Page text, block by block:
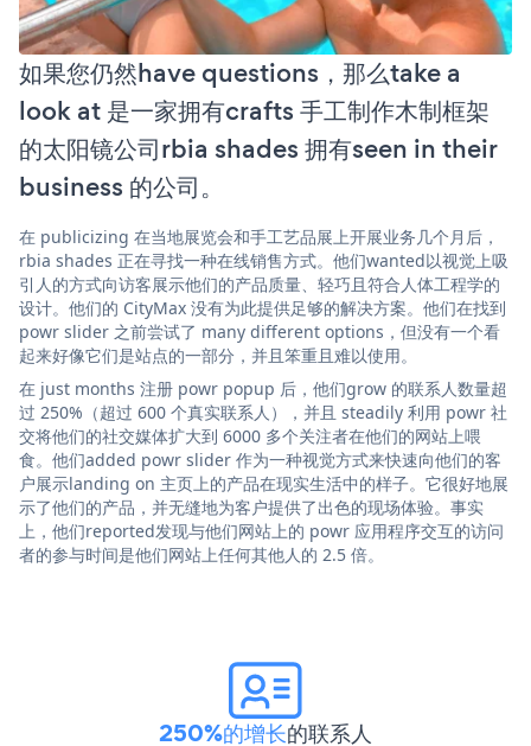
如果您仍然have questions，那么take a
look at 是一家拥有crafts 手工制作木制框架
的太阳镜公司rbia shades 拥有seen in their
business 的公司。
在 publicizing 在当地展览会和手工艺品展上开展业务几个月后，
rbia shades 正在寻找一种在线销售方式。他们wanted以视觉上吸
引人的方式向访客展示他们的产品质量、轻巧且符合人体工程学的
设计。他们的 CityMax 没有为此提供足够的解决方案。他们在找到
powr slider 之前尝试了 many different options，但没有一个看
起来好像它们是站点的一部分，并且笨重且难以使用。
在 just months 注册 powr popup 后，他们grow 的联系人数量超
过 250%（超过 600 个真实联系人），并且 steadily 利用 powr 社
交将他们的社交媒体扩大到 6000 多个关注者在他们的网站上喂
食。他们added powr slider 作为一种视觉方式来快速向他们的客
户展示landing on 主页上的产品在现实生活中的样子。它很好地展
示了他们的产品，并无缝地为客户提供了出色的现场体验。事实
上，他们reported发现与他们网站上的 powr 应用程序交互的访问
者的参与时间是他们网站上任何其他人的 2.5 倍。
250%的增长的联系人